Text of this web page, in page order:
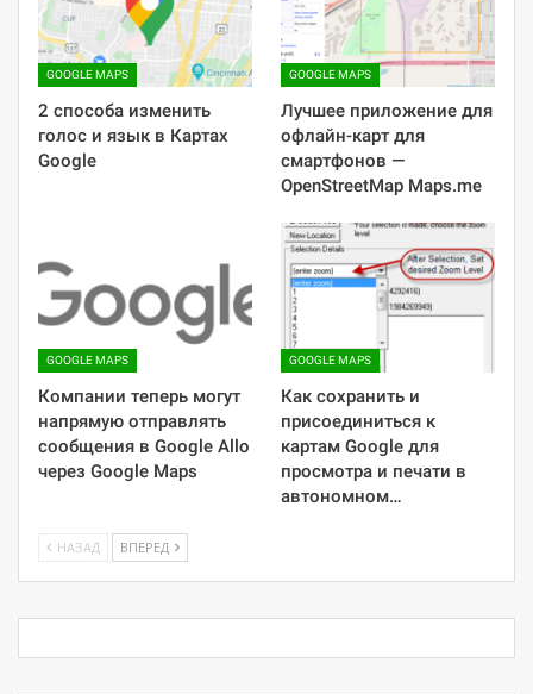
GOOGLE MAPS
2 способа изменить
голос и язык в Картах
Google
GOOGLE MAPS
Лучшее приложение для
офлайн-карт для
смартфонов —
OpenStreetMap Maps.me
GOOGLE MAPS
Компании теперь могут
напрямую отправлять
сообщения в Google Allo
через Google Maps
GOOGLE MAPS
Как сохранить и
присоединиться к
картам Google для
просмотра и печати в
автономном…
НАЗАД ВПЕРЕД